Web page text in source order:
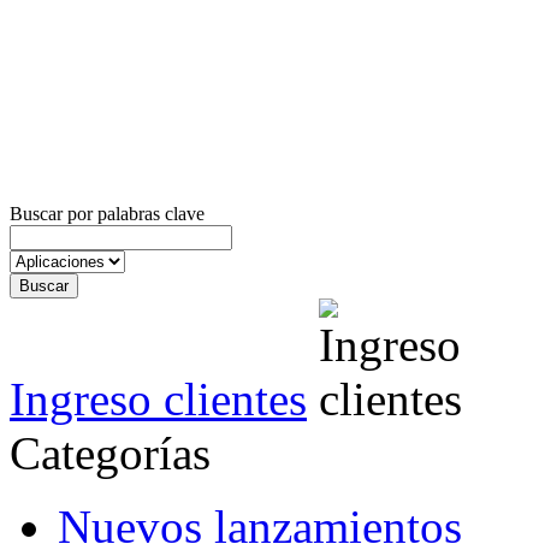
Buscar por palabras clave
Ingreso clientes
Categorías
Nuevos lanzamientos